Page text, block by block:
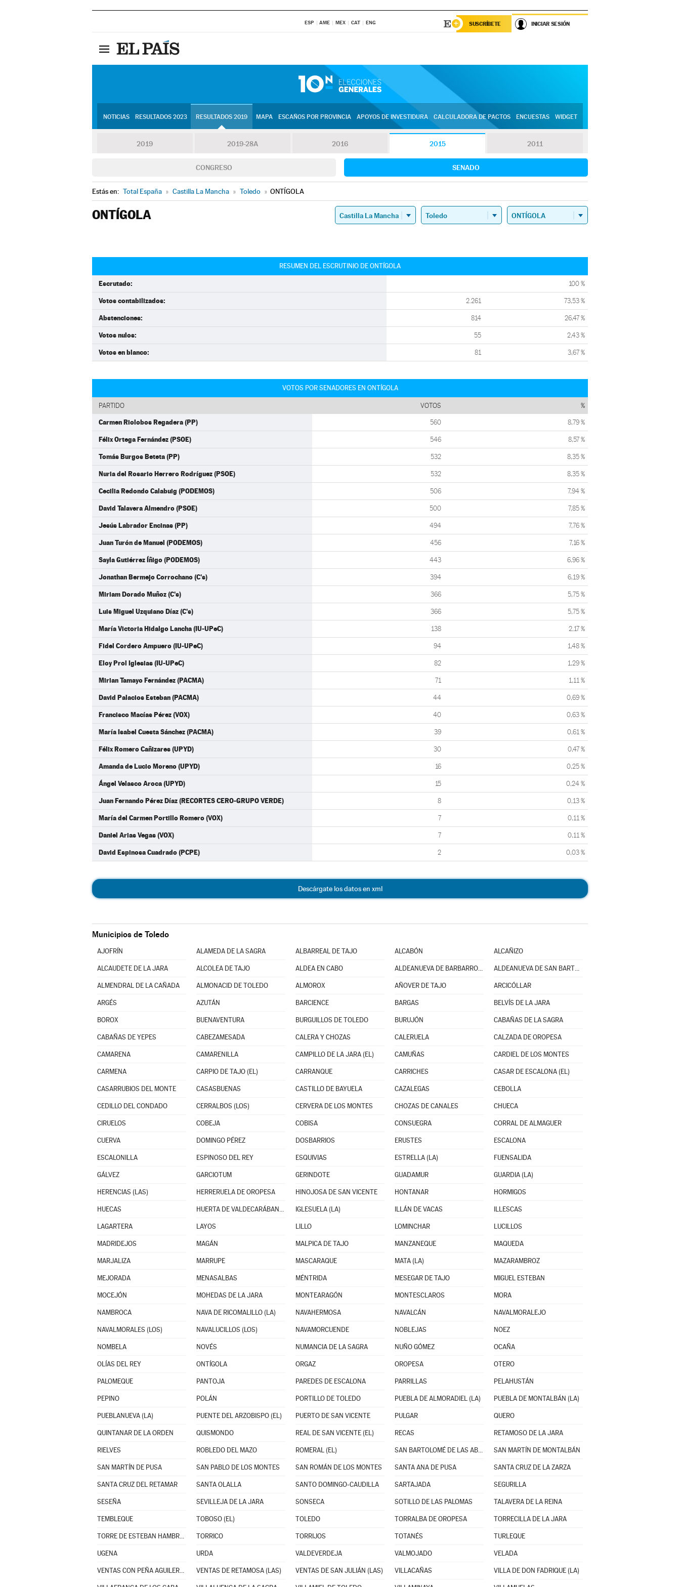
ESP AME MEX CAT ENG SUSCRÍBETE INICIAR SESIÓN
NOTICIAS RESULTADOS 2023 RESULTADOS 2019 MAPA ESCAÑOS POR PROVINCIA APOYOS DE INVESTIDURA CALCULADORA DE PACTOS ENCUESTAS WIDGET
2019 2019-28A 2016 2015 2011
CONGRESO SENADO
Estás en: Total España » Castilla La Mancha » Toledo » ONTÍGOLA
ONTÍGOLA
RESUMEN DEL ESCRUTINIO DE ONTÍGOLA
Escrutado: 100 %
Votos contabilizados: 2.261 73,53 %
Abstenciones: 814 26,47 %
Votos nulos: 55 2,43 %
Votos en blanco: 81 3,67 %
VOTOS POR SENADORES EN ONTÍGOLA
PARTIDO VOTOS %
Carmen Riolobos Regadera (PP) 560 8,79 %
Félix Ortega Fernández (PSOE) 546 8,57 %
Tomás Burgos Beteta (PP) 532 8,35 %
Nuria del Rosario Herrero Rodríguez (PSOE) 532 8,35 %
Cecilia Redondo Calabuig (PODEMOS) 506 7,94 %
David Talavera Almendro (PSOE) 500 7,85 %
Jesús Labrador Encinas (PP) 494 7,76 %
Juan Turón de Manuel (PODEMOS) 456 7,16 %
Sayla Gutiérrez Íñigo (PODEMOS) 443 6,96 %
Jonathan Bermejo Corrochano (C's) 394 6,19 %
Miriam Dorado Muñoz (C's) 366 5,75 %
Luis Miguel Uzquiano Díaz (C's) 366 5,75 %
María Victoria Hidalgo Lancha (IU-UPeC) 138 2,17 %
Fidel Cordero Ampuero (IU-UPeC) 94 1,48 %
Eloy Prol Iglesias (IU-UPeC) 82 1,29 %
Mirian Tamayo Fernández (PACMA) 71 1,11 %
David Palacios Esteban (PACMA) 44 0,69 %
Francisco Macías Pérez (VOX) 40 0,63 %
María Isabel Cuesta Sánchez (PACMA) 39 0,61 %
Félix Romero Cañizares (UPYD) 30 0,47 %
Amanda de Lucio Moreno (UPYD) 16 0,25 %
Ángel Velasco Aroca (UPYD) 15 0,24 %
Juan Fernando Pérez Díaz (RECORTES CERO-GRUPO VERDE) 8 0,13 %
María del Carmen Portillo Romero (VOX) 7 0,11 %
Daniel Arias Vegas (VOX) 7 0,11 %
David Espinosa Cuadrado (PCPE) 2 0,03 %
Descárgate los datos en xml
Municipios de Toledo
AJOFRÍN ALAMEDA DE LA SAGRA ALBARREAL DE TAJO ALCABÓN ALCAÑIZO
ALCAUDETE DE LA JARA ALCOLEA DE TAJO ALDEA EN CABO ALDEANUEVA DE BARBARROYA ALDEANUEVA DE SAN BARTOLOMÉ
ALMENDRAL DE LA CAÑADA ALMONACID DE TOLEDO ALMOROX AÑOVER DE TAJO ARCICÓLLAR
ARGÉS AZUTÁN BARCIENCE BARGAS BELVÍS DE LA JARA
BOROX BUENAVENTURA BURGUILLOS DE TOLEDO BURUJÓN CABAÑAS DE LA SAGRA
CABAÑAS DE YEPES CABEZAMESADA CALERA Y CHOZAS CALERUELA CALZADA DE OROPESA
CAMARENA CAMARENILLA CAMPILLO DE LA JARA (EL) CAMUÑAS CARDIEL DE LOS MONTES
CARMENA CARPIO DE TAJO (EL) CARRANQUE CARRICHES CASAR DE ESCALONA (EL)
CASARRUBIOS DEL MONTE CASASBUENAS CASTILLO DE BAYUELA CAZALEGAS CEBOLLA
CEDILLO DEL CONDADO CERRALBOS (LOS) CERVERA DE LOS MONTES CHOZAS DE CANALES CHUECA
CIRUELOS COBEJA COBISA CONSUEGRA CORRAL DE ALMAGUER
CUERVA DOMINGO PÉREZ DOSBARRIOS ERUSTES ESCALONA
ESCALONILLA ESPINOSO DEL REY ESQUIVIAS ESTRELLA (LA) FUENSALIDA
GÁLVEZ GARCIOTUM GERINDOTE GUADAMUR GUARDIA (LA)
HERENCIAS (LAS) HERRERUELA DE OROPESA HINOJOSA DE SAN VICENTE HONTANAR HORMIGOS
HUECAS HUERTA DE VALDECARÁBANOS IGLESUELA (LA) ILLÁN DE VACAS ILLESCAS
LAGARTERA LAYOS LILLO LOMINCHAR LUCILLOS
MADRIDEJOS MAGÁN MALPICA DE TAJO MANZANEQUE MAQUEDA
MARJALIZA MARRUPE MASCARAQUE MATA (LA) MAZARAMBROZ
MEJORADA MENASALBAS MÉNTRIDA MESEGAR DE TAJO MIGUEL ESTEBAN
MOCEJÓN MOHEDAS DE LA JARA MONTEARAGÓN MONTESCLAROS MORA
NAMBROCA NAVA DE RICOMALILLO (LA) NAVAHERMOSA NAVALCÁN NAVALMORALEJO
NAVALMORALES (LOS) NAVALUCILLOS (LOS) NAVAMORCUENDE NOBLEJAS NOEZ
NOMBELA NOVÉS NUMANCIA DE LA SAGRA NUÑO GÓMEZ OCAÑA
OLÍAS DEL REY ONTÍGOLA ORGAZ OROPESA OTERO
PALOMEQUE PANTOJA PAREDES DE ESCALONA PARRILLAS PELAHUSTÁN
PEPINO POLÁN PORTILLO DE TOLEDO PUEBLA DE ALMORADIEL (LA) PUEBLA DE MONTALBÁN (LA)
PUEBLANUEVA (LA) PUENTE DEL ARZOBISPO (EL) PUERTO DE SAN VICENTE PULGAR QUERO
QUINTANAR DE LA ORDEN QUISMONDO REAL DE SAN VICENTE (EL) RECAS RETAMOSO DE LA JARA
RIELVES ROBLEDO DEL MAZO ROMERAL (EL) SAN BARTOLOMÉ DE LAS ABIERTAS SAN MARTÍN DE MONTALBÁN
SAN MARTÍN DE PUSA SAN PABLO DE LOS MONTES SAN ROMÁN DE LOS MONTES SANTA ANA DE PUSA SANTA CRUZ DE LA ZARZA
SANTA CRUZ DEL RETAMAR SANTA OLALLA SANTO DOMINGO-CAUDILLA SARTAJADA SEGURILLA
SESEÑA SEVILLEJA DE LA JARA SONSECA SOTILLO DE LAS PALOMAS TALAVERA DE LA REINA
TEMBLEQUE TOBOSO (EL) TOLEDO TORRALBA DE OROPESA TORRECILLA DE LA JARA
TORRE DE ESTEBAN HAMBRÁN (LA) TORRICO TORRIJOS TOTANÉS TURLEQUE
UGENA URDA VALDEVERDEJA VALMOJADO VELADA
VENTAS CON PEÑA AGUILERA (LAS) VENTAS DE RETAMOSA (LAS) VENTAS DE SAN JULIÁN (LAS) VILLACAÑAS VILLA DE DON FADRIQUE (LA)